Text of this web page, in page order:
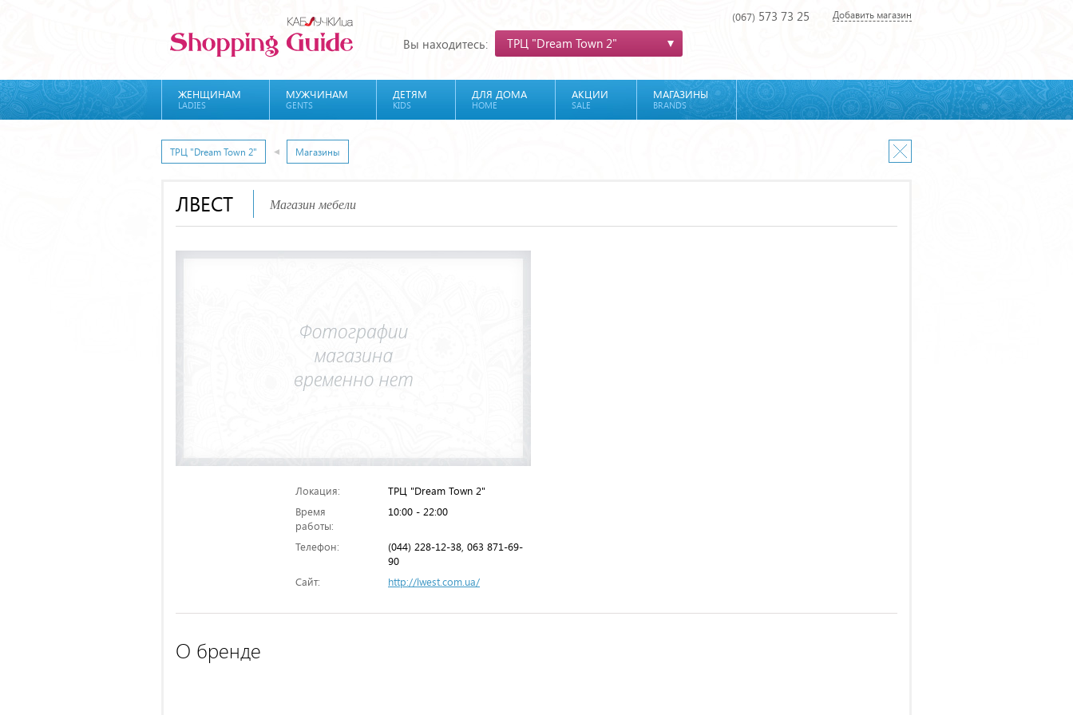
Вы находитесь: ТРЦ "Dream Town 2"
(067) 573 73 25 Добавить магазин
ЖЕНЩИНАМ
LADIES
МУЖЧИНАМ
GENTS
ДЕТЯМ
KIDS
ДЛЯ ДОМА
HOME
АКЦИИ
SALE
МАГАЗИНЫ
BRANDS
ТРЦ "Dream Town 2" Магазины
ЛВЕСТ Магазин мебели
Локация:
ТРЦ "Dream Town 2"
Время
работы:
10:00 - 22:00
Телефон:
(044) 228-12-38, 063 871-69-
90
Сайт:
http://lwest.com.ua/
О бренде